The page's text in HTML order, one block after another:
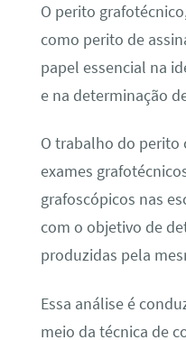
O perito
como perito de
papel essencial na
e na determinação
O trabalho do perito
exames
grafoscópicos nas
com o objetivo de
produzidas pela
Essa análise é
meio da técnica de